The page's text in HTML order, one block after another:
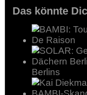
Das könnte
Berlins